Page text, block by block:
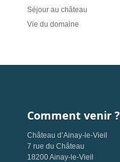
Séjour au château
Vie du domaine
Comment venir ?
Château d’Ainay-le-Vieil
7 rue du Château
18200 Ainay-le-Vieil